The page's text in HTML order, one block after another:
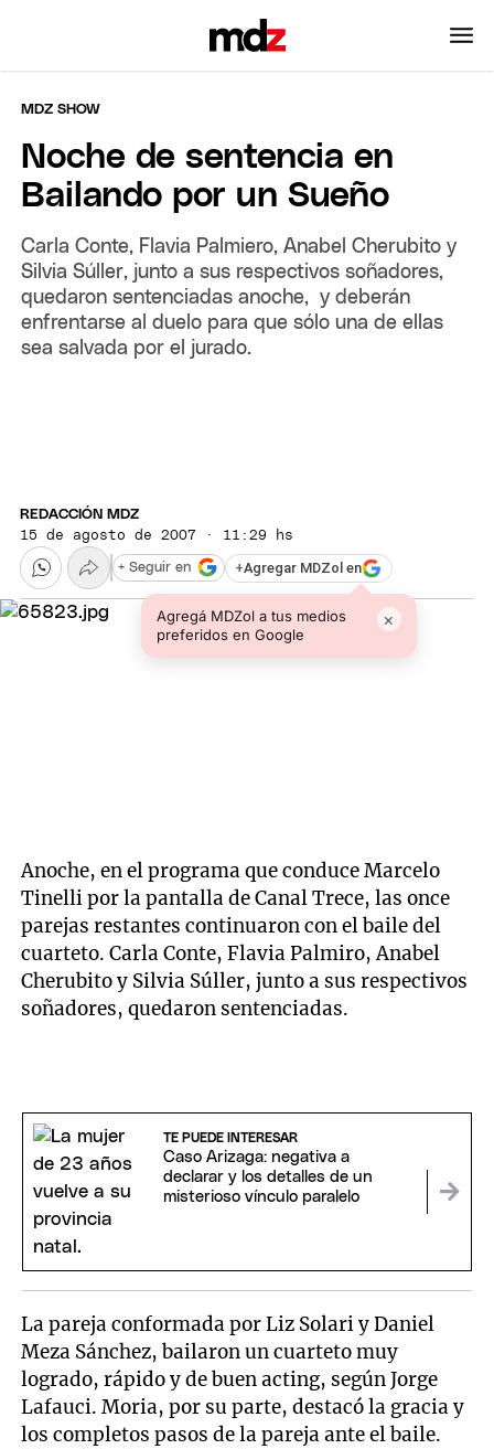
MDZ SHOW
Noche de sentencia en
Bailando por un Sueño
Carla Conte, Flavia Palmiero, Anabel Cherubito y
Silvia Súller, junto a sus respectivos soñadores,
quedaron sentenciadas anoche, y deberán
enfrentarse al duelo para que sólo una de ellas
sea salvada por el jurado.
REDACCIÓN MDZ
15 de agosto de 2007 · 11:29 hs
+Agregar MDZol en
Agregá MDZol a tus medios
preferidos en Google
×
+ Seguir en
Anoche, en el programa que conduce Marcelo
Tinelli por la pantalla de Canal Trece, las once
parejas restantes continuaron con el baile del
cuarteto. Carla Conte, Flavia Palmiro, Anabel
Cherubito y Silvia Súller, junto a sus respectivos
soñadores, quedaron sentenciadas.
TE PUEDE INTERESAR
Caso Arizaga: negativa a
declarar y los detalles de un
misterioso vínculo paralelo
La pareja conformada por Liz Solari y Daniel
Meza Sánchez, bailaron un cuarteto muy
logrado, rápido y de buen acting, según Jorge
Lafauci. Moria, por su parte, destacó la gracia y
los completos pasos de la pareja ante el baile.